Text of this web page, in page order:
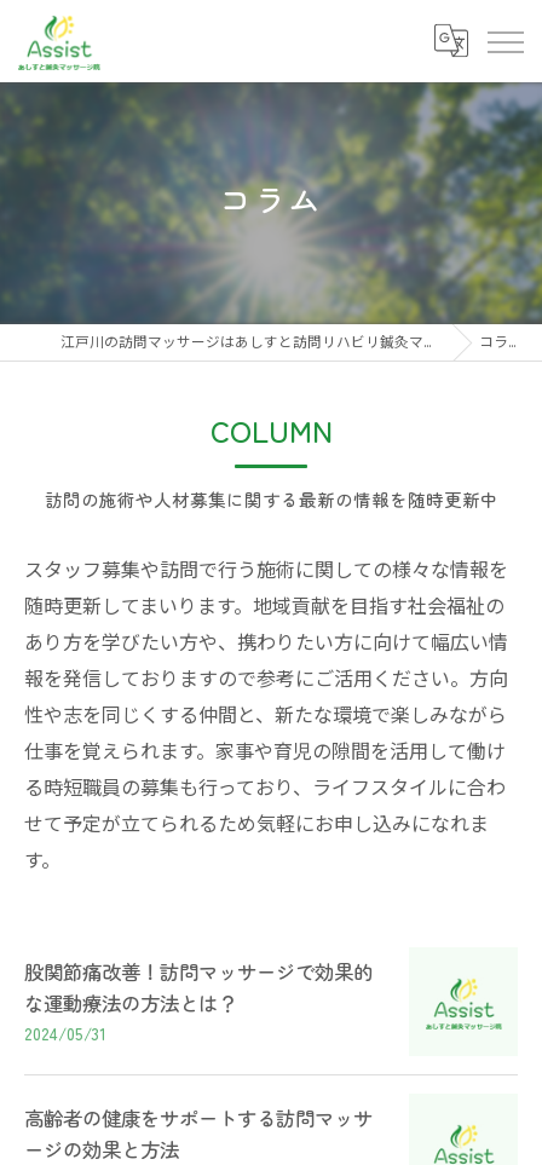
コラム
江戸川の訪問マッサージはあしすと訪問リハビリ鍼灸マッサージ院 コラム
COLUMN
訪問の施術や人材募集に関する最新の情報を随時更新中
スタッフ募集や訪問で行う施術に関しての様々な情報を
随時更新してまいります。地域貢献を目指す社会福祉の
あり方を学びたい方や、携わりたい方に向けて幅広い情
報を発信しておりますので参考にご活用ください。方向
性や志を同じくする仲間と、新たな環境で楽しみながら
仕事を覚えられます。家事や育児の隙間を活用して働け
る時短職員の募集も行っており、ライフスタイルに合わ
せて予定が立てられるため気軽にお申し込みになれま
す。
股関節痛改善！訪問マッサージで効果的
な運動療法の方法とは？
2024/05/31
高齢者の健康をサポートする訪問マッサ
ージの効果と方法